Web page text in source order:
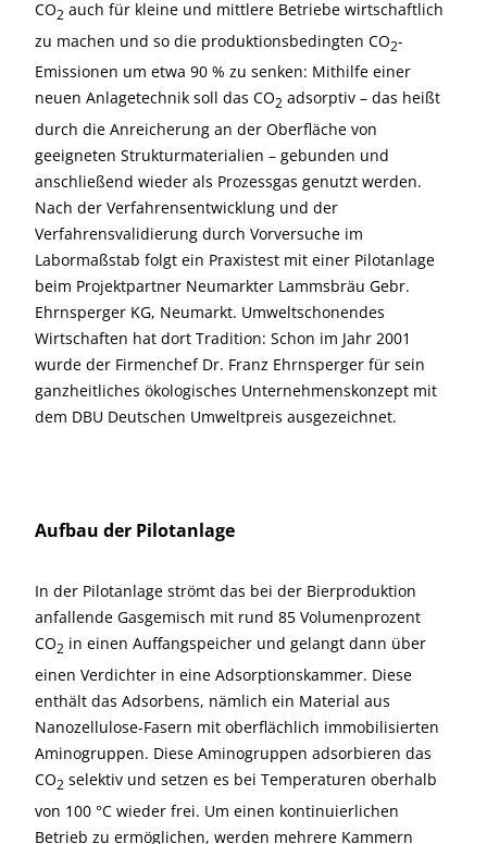
CO2 auch für kleine und mittlere Betriebe wirtschaftlich
zu machen und so die produktionsbedingten CO2-
Emissionen um etwa 90 % zu senken: Mithilfe einer
neuen Anlagetechnik soll das CO2 adsorptiv – das heißt
durch die Anreicherung an der Oberfläche von
geeigneten Strukturmaterialien – gebunden und
anschließend wieder als Prozessgas genutzt werden.
Nach der Verfahrensentwicklung und der
Verfahrensvalidierung durch Vorversuche im
Labormaßstab folgt ein Praxistest mit einer Pilotanlage
beim Projektpartner Neumarkter Lammsbräu Gebr.
Ehrnsperger KG, Neumarkt. Umweltschonendes
Wirtschaften hat dort Tradition: Schon im Jahr 2001
wurde der Firmenchef Dr. Franz Ehrnsperger für sein
ganzheitliches ökologisches Unternehmenskonzept mit
dem DBU Deutschen Umweltpreis ausgezeichnet.
Aufbau der Pilotanlage
In der Pilotanlage strömt das bei der Bierproduktion
anfallende Gasgemisch mit rund 85 Volumenprozent
CO2 in einen Auffangspeicher und gelangt dann über
einen Verdichter in eine Adsorptionskammer. Diese
enthält das Adsorbens, nämlich ein Material aus
Nanozellulose-Fasern mit oberflächlich immobilisierten
Aminogruppen. Diese Aminogruppen adsorbieren das
CO2 selektiv und setzen es bei Temperaturen oberhalb
von 100 °C wieder frei. Um einen kontinuierlichen
Betrieb zu ermöglichen, werden mehrere Kammern